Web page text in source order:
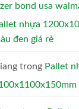
bond usa
nhựa
đen giá rẻ
trong Pallet